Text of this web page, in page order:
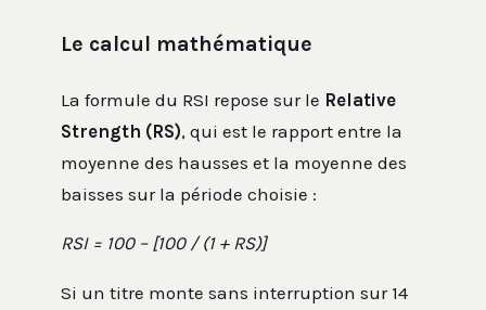
Le calcul mathématique
La formule du RSI repose sur le Relative
Strength (RS), qui est le rapport entre la
moyenne des hausses et la moyenne des
baisses sur la période choisie :
RSI = 100 – [100 / (1 + RS)]
Si un titre monte sans interruption sur 14